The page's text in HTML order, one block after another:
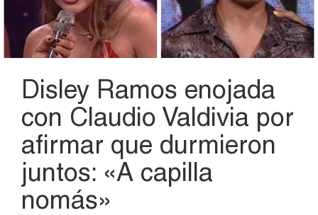
Disley Ramos enojada
con Claudio Valdivia por
afirmar que durmieron
juntos: «A capilla
nomás»